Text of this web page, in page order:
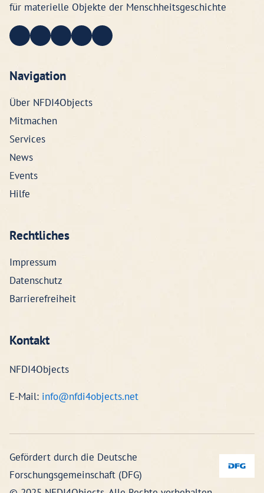
für materielle Objekte der Menschheitsgeschichte
Navigation
Über NFDI4Objects
Mitmachen
Services
News
Events
Hilfe
Rechtliches
Impressum
Datenschutz
Barrierefreiheit
Kontakt
NFDI4Objects
E-Mail: info@nfdi4objects.net
Gefördert durch die Deutsche
Forschungsgemeinschaft (DFG)